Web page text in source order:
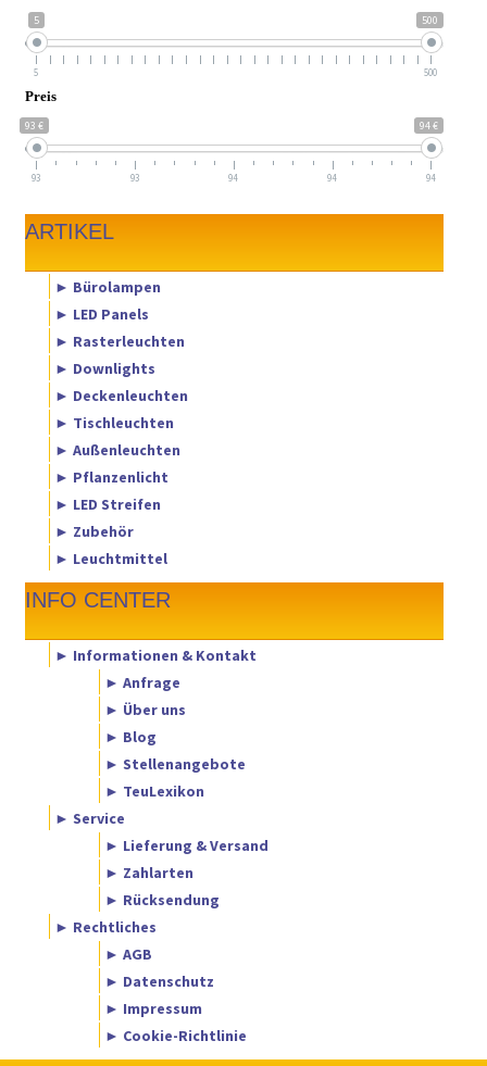
5 500
5 500
Preis
93 € 94 €
93 93 94 94 94
ARTIKEL
► Bürolampen
► LED Panels
► Rasterleuchten
► Downlights
► Deckenleuchten
► Tischleuchten
► Außenleuchten
► Pflanzenlicht
► LED Streifen
► Zubehör
► Leuchtmittel
INFO CENTER
► Informationen & Kontakt
► Anfrage
► Über uns
► Blog
► Stellenangebote
► TeuLexikon
► Service
► Lieferung & Versand
► Zahlarten
► Rücksendung
► Rechtliches
► AGB
► Datenschutz
► Impressum
► Cookie-Richtlinie